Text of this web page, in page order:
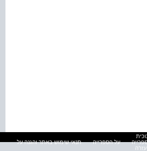
על הספרייה
תנאי שימוש באתר והגנה על
עזרה